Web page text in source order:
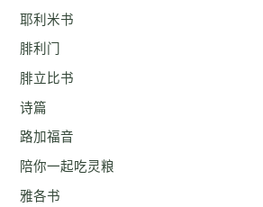
耶利米书
腓利门
腓立比书
诗篇
路加福音
陪你一起吃灵粮
雅各书